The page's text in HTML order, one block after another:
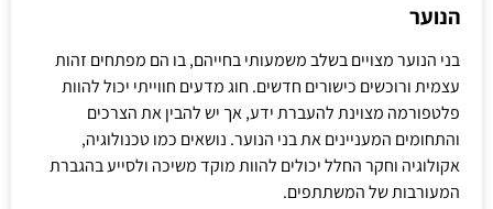
הנוער
בני הנוער מצויים בשלב משמעותי בחייהם, בו הם מפתחים זהות
עצמית ורוכשים כישורים חדשים. חוג מדעים חווייתי יכול להוות
פלטפורמה מצוינת להעברת ידע, אך יש להבין את הצרכים
והתחומים המעניינים את בני הנוער. נושאים כמו טכנולוגיה,
אקולוגיה וחקר החלל יכולים להוות מוקד משיכה ולסייע בהגברת
המעורבות של המשתתפים.